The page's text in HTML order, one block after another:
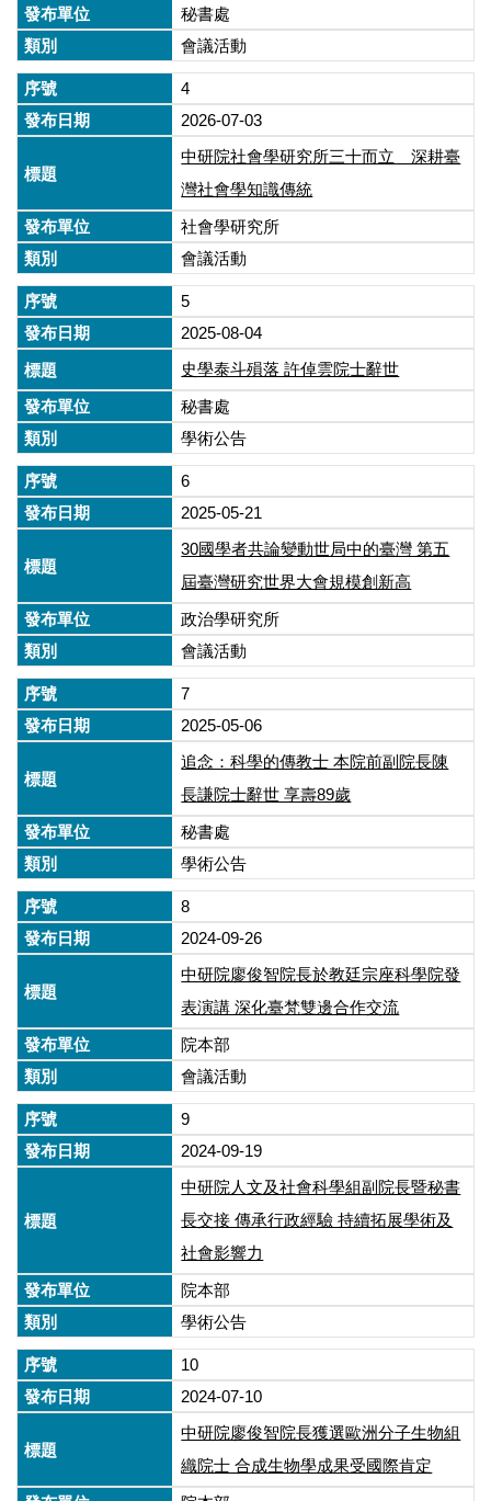
秘書處
會議活動
4
2026-07-03
中研院社會學研究所三十而立 深耕臺
灣社會學知識傳統
社會學研究所
會議活動
5
2025-08-04
史學泰斗殞落 許倬雲院士辭世
秘書處
學術公告
6
2025-05-21
30國學者共論變動世局中的臺灣 第五
屆臺灣研究世界大會規模創新高
政治學研究所
會議活動
7
2025-05-06
追念：科學的傳教士 本院前副院長陳
長謙院士辭世 享壽89歲
秘書處
學術公告
8
2024-09-26
中研院廖俊智院長於教廷宗座科學院發
表演講 深化臺梵雙邊合作交流
院本部
會議活動
9
2024-09-19
中研院人文及社會科學組副院長暨秘書
長交接 傳承行政經驗 持續拓展學術及
社會影響力
院本部
學術公告
10
2024-07-10
中研院廖俊智院長獲選歐洲分子生物組
織院士 合成生物學成果受國際肯定